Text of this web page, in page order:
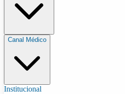
Canal Médico
Institucional